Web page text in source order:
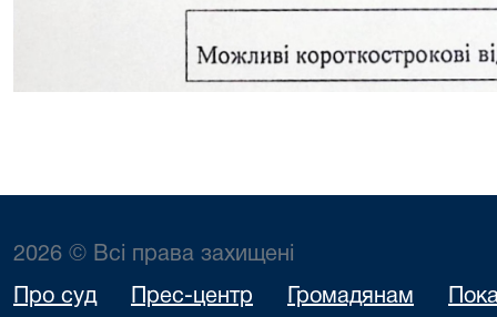
2026 © Всі права захищені
Про суд Прес-центр Громадянам